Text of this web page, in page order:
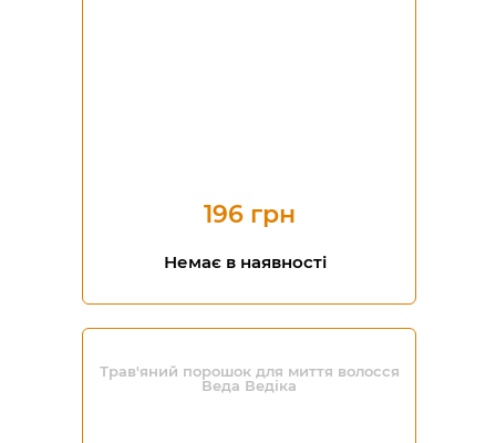
196 грн
Немає в наявності
Трав'яний порошок для миття волосся
Веда Ведіка